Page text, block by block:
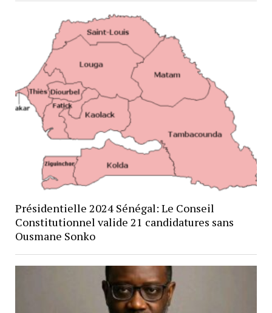
Présidentielle 2024 Sénégal: Le Conseil
Constitutionnel valide 21 candidatures sans
Ousmane Sonko